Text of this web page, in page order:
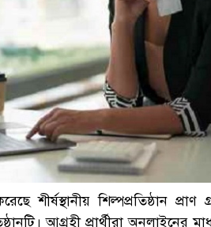
শীর্ষস্থানীয় শিল্পপ্রতিষ্ঠান প্রাণ
আগ্রহী প্রার্থীরা অনলাইনের